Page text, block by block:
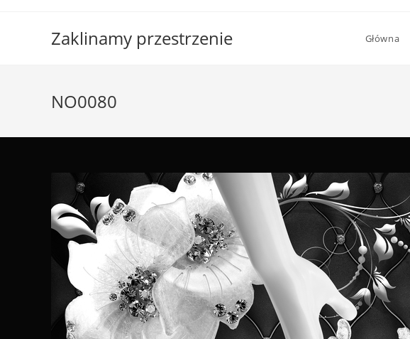
Zaklinamy przestrzenie Główna
NO0080